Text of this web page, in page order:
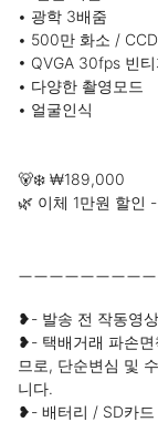
• 광학 3배줌
• 500만 화소 / CCD
• QVGA 30fps 빈
• 다양한 촬영모드
• 얼굴인식
🐻‍❄️ ₩189,000
🌿 이체 1만원 할인
ㅡㅡㅡㅡㅡㅡㅡㅡ
❥- 발송 전 작동영
❥- 택배거래 파손면
므로, 단순변심 및
니다.
❥- 배터리 / SD카드